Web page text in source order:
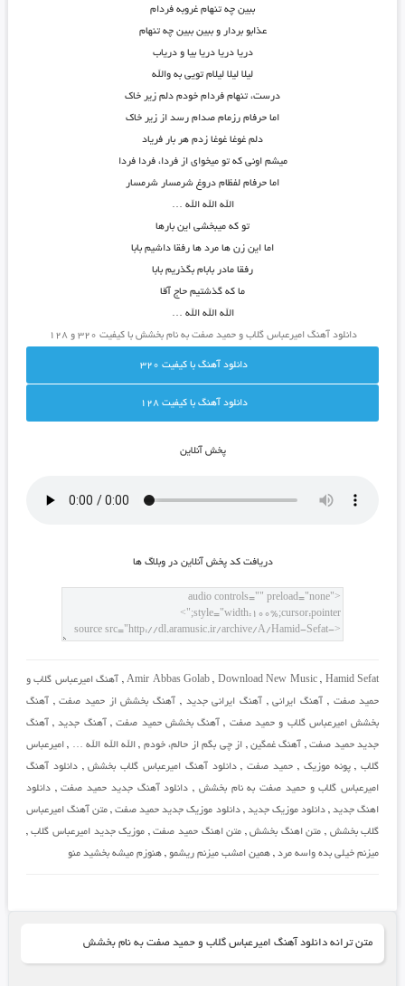
ببین چه تنهام غروبه فردام
عذابو بردار و ببین ببین چه تنهام
دریا دریا دریا بیا و دریاب
لیلا لیلا لیلام تویی به والله
درست، تنهام فردام خودم دلم زیر خاک
اما حرفام رزمام صدام رسد از زیر خاک
دلم غوغا غوغا زدم هر بار فریاد
میشم اونی که تو میخوای از فردا، فردا فردا
اما حرفام لفظام دروغ شرمسار شرمسار
الله الله الله …
تو که میبخشی این بارها
اما این زن ها مرد ها رفقا داشیم بابا
رفقا مادر بابام بگذریم بابا
ما که گذشتیم حاج آقا
الله الله الله …
دانلود آهنگ امیرعباس گلاب و حمید صفت به نام بخشش با کیفیت ۳۲۰ و ۱۲۸
دانلود آهنگ با کيفيت 320
دانلود آهنگ با کيفيت 128
پخش آنلاين
دريافت کد پخش آنلاين در وبلاگ ها
Amir Abbas Golab , Download New Music, Hamid Sefat
, آهنگ امیرعباس گلاب و
حمید صفت , آهنگ ایرانی, آهنگ ایرانی جدید , آهنگ بخشش از حمید صفت, آهنگ
بخشش امیرعباس گلاب و حمید صفت , آهنگ بخشش حمید صفت, آهنگ جدید, آهنگ
جدید حمید صفت, آهنگ غمگین , از چی بگم از حالم، خودم , الله الله الله … ,امیرعباس
گلاب,پونه موزیک , حمید صفت,دانلود آهنگ امیرعباس گلاب بخشش,دانلود آهنگ
امیرعباس گلاب و حمید صفت به نام بخشش , دانلود آهنگ جدید حمید صفت,دانلود
اهنگ جدید,دانلود موزیک جدید ,دانلود موزیک جدید حمید صفت, متن آهنگ امیرعباس
گلاب بخشش , متن اهنگ بخشش, متن اهنگ حمید صفت, موزیک جدید امیرعباس گلاب,
میزنم خیلی بده واسه مرد, همین امشب میزنم ریشمو , هنوزم میشه بخشید منو
متن ترانه دانلود آهنگ امیرعباس گلاب و حمید صفت به نام بخشش